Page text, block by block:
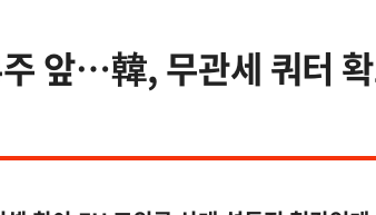
앞…韓, 무관세 쿼터